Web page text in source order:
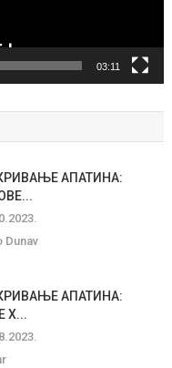
03:11
АПАТИНА:
Dunav
АПАТИНА:
Х...